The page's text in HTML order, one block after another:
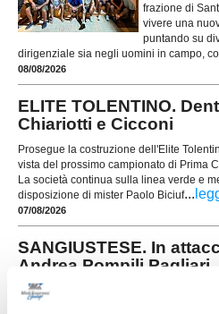
frazione di
vivere una
puntando su
dirigenziale sia negli uomini in campo,
08/08/2026
ELITE TOLENTINO.
Chiariotti e Cicconi
Prosegue la costruzione dell'Elite
vista del prossimo campionato di Prima
La società continua sulla linea verde e
disposizione di mister Paolo Biciuf...
07/08/2026
SANGIUSTESE. In
Andrea Pompili Pagliari
La
ufficializza